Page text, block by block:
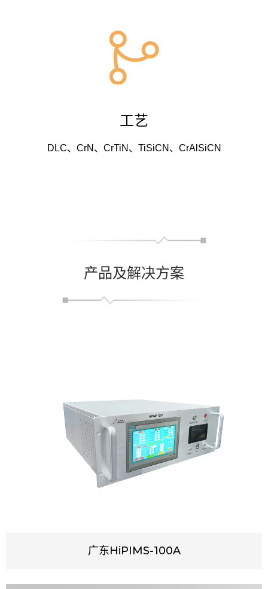
工艺
DLC、CrN、CrTiN、TiSiCN、CrAlSiCN
产品及解决方案
广东HiPIMS-100A